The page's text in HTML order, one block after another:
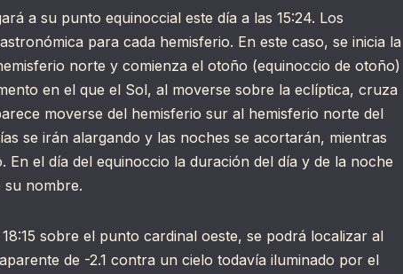
a su punto equinoccial este día a las 15:24. Los
para cada hemisferio. En este caso, se inicia la
norte y comienza el otoño (equinoccio de otoño)
en el que el Sol, al moverse sobre la eclíptica, cruza
moverse del hemisferio sur al hemisferio norte del
se irán alargando y las noches se acortarán, mientras
el día del equinoccio la duración del día y de la noche
su nombre.
sobre el punto cardinal oeste, se podrá localizar al
de -2.1 contra un cielo todavía iluminado por el